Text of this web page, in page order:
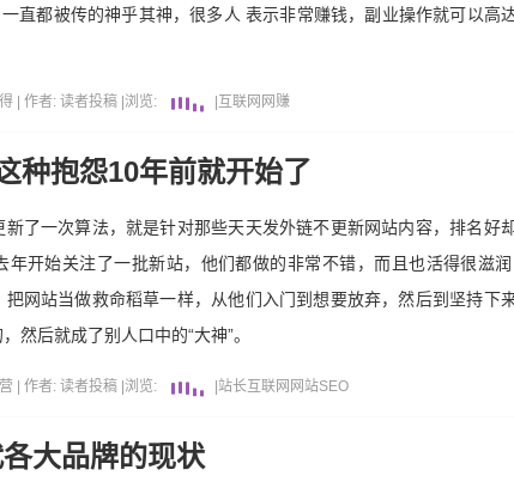
直都被传的神乎其神，很多人 表示非常赚钱，副业操作就可以高
| 作者: 读者投稿 浏览: 互联网 网赚
种抱怨10年前就开始了
了一次算法，就是针对那些天天发外链不更新网站内容，排名好
年开始关注了一批新站，他们都做的非常不错，而且也活得很滋
网站当做救命稻草一样，从他们入门到想要放弃，然后到坚持下
然后就成了别人口中的“大神”。
| 作者: 读者投稿 浏览: 站长互联网 网站SEO
大品牌的现状